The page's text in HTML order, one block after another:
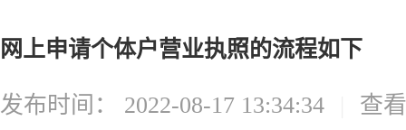
网上申请个体户营业执照的流程如下
发布时间： 2022-08-17 13:34:34 查